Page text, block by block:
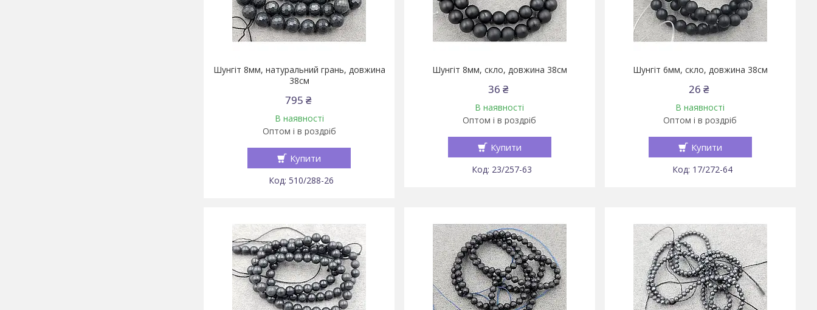
Шунгіт 8мм, натуральний грань, довжина
38см
795 ₴
В наявності
Оптом і в роздріб
Купити
510/288-26
Шунгіт 8мм, скло, довжина 38см
36 ₴
В наявності
Оптом і в роздріб
Купити
23/257-63
Шунгіт 6мм, скло, довжина 38см
26 ₴
В наявності
Оптом і в роздріб
Купити
17/272-64